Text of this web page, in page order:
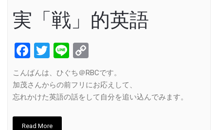
実「戦」的英語
Facebook
Twitter
Line
Link
こんばんは、ひぐち＠RBCです。
加茂さんからの前フリにお応えして、
忘れかけた英語の話をして自分を追い込んでみます。
Read More